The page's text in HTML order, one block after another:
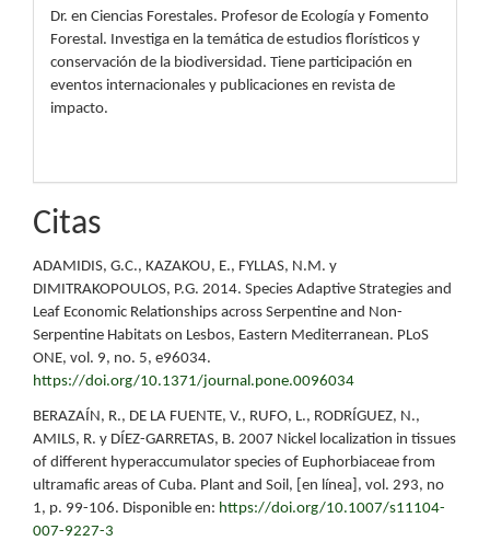
Dr. en Ciencias Forestales. Profesor de Ecología y Fomento
Forestal. Investiga en la temática de estudios florísticos y
conservación de la biodiversidad. Tiene participación en
eventos internacionales y publicaciones en revista de
impacto.
Citas
ADAMIDIS, G.C., KAZAKOU, E., FYLLAS, N.M. y
DIMITRAKOPOULOS, P.G. 2014. Species Adaptive Strategies and
Leaf Economic Relationships across Serpentine and Non-
Serpentine Habitats on Lesbos, Eastern Mediterranean. PLoS
ONE, vol. 9, no. 5, e96034.
https://doi.org/10.1371/journal.pone.0096034
BERAZAÍN, R., DE LA FUENTE, V., RUFO, L., RODRÍGUEZ, N.,
AMILS, R. y DÍEZ-GARRETAS, B. 2007 Nickel localization in tissues
of different hyperaccumulator species of Euphorbiaceae from
ultramafic areas of Cuba. Plant and Soil, [en línea], vol. 293, no
1, p. 99-106. Disponible en: https://doi.org/10.1007/s11104-
007-9227-3